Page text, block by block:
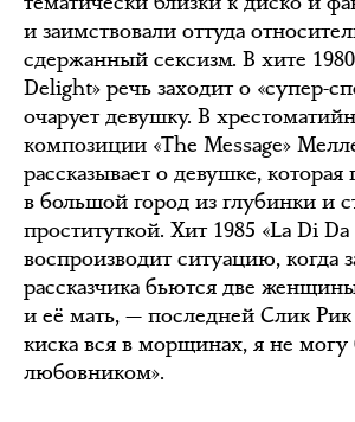
и заимствовали оттуда
сдержанный сексизм. В хите 1980
Delight» речь заходит о «супер-
очарует девушку. В
композиции «The Message»
рассказывает о девушке, которая
в большой город из глубинки и
проституткой. Хит 1985 «La Di Da
воспроизводит ситуацию, когда
рассказчика бьются две
и её мать, — последней Слик Рик
киска вся в морщинах, я не
любовником».